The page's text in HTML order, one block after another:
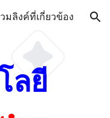
มลิงค์ที่เกี่ยวข้อง
ลยี